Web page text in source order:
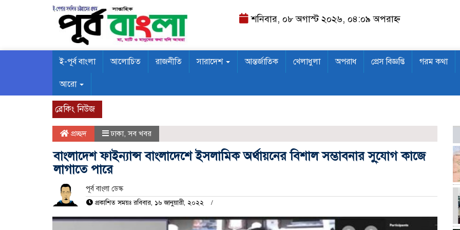
শনিবার, ০৮ অগাস্ট ২০২৬, ০৪:০৯ অপরাহ্ন
ই-পূর্ব বাংলা আলোচিত রাজনীতি সারাদেশ আন্তর্জাতিক খেলাধুলা অপরাধ প্রেস বিজ্ঞপ্তি গরম কথা
আরো
ব্রেকিং নিউজ
প্রচ্ছদ ঢাকা,সব খবর
বাংলাদেশ ফাইন্যান্স বাংলাদেশে ইসলামিক অর্থায়নের বিশাল সম্ভাবনার সু্যোগ কাজে
লাগাতে পারে
পূর্ব বাংলা ডেস্ক
প্রকাশিত সময়ঃ রবিবার, ১৬ জানুয়ারী, ২০২২